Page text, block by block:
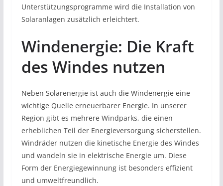
Unterstützungsprogramme wird die Installation von
Solaranlagen zusätzlich erleichtert.
Windenergie: Die Kraft
des Windes nutzen
Neben Solarenergie ist auch die Windenergie eine
wichtige Quelle erneuerbarer Energie. In unserer
Region gibt es mehrere Windparks, die einen
erheblichen Teil der Energieversorgung sicherstellen.
Windräder nutzen die kinetische Energie des Windes
und wandeln sie in elektrische Energie um. Diese
Form der Energiegewinnung ist besonders effizient
und umweltfreundlich.